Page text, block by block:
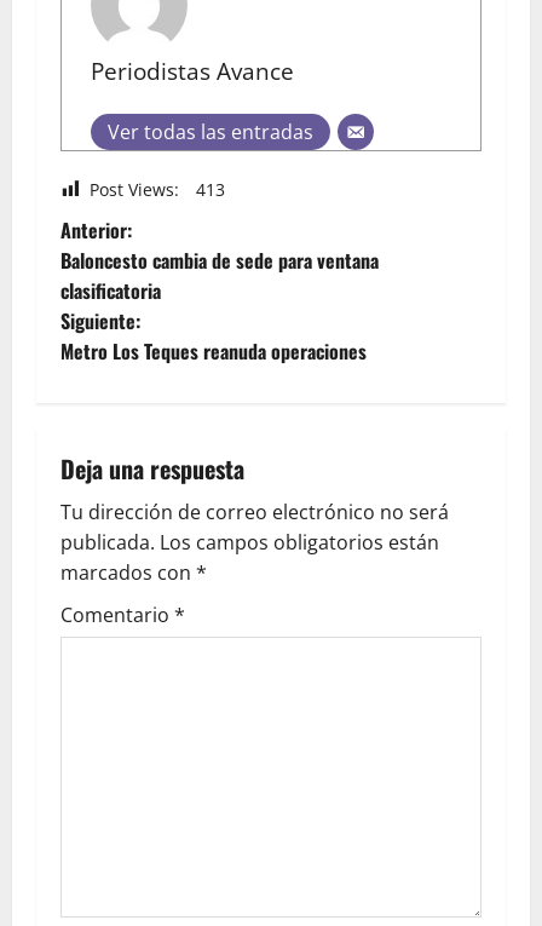
Periodistas Avance
Ver todas las entradas
Post Views: 413
Anterior:
Baloncesto cambia de sede para ventana
clasificatoria
Siguiente:
Metro Los Teques reanuda operaciones
Deja una respuesta
Tu dirección de correo electrónico no será
publicada. Los campos obligatorios están
marcados con *
Comentario *